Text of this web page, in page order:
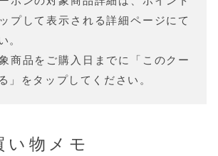
プして表示される詳細ページにて
。
商品をご購入日までに「このクー
」をタップしてください。
物メモ